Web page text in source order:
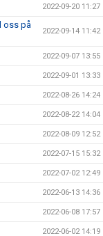
2022-09-20 11:27
oss på
2022-09-14 11:42
2022-09-07 13:55
2022-09-01 13:33
2022-08-26 14:24
2022-08-22 14:04
2022-08-09 12:52
2022-07-15 15:32
2022-07-02 12:49
2022-06-13 14:36
2022-06-08 17:57
2022-06-02 14:19